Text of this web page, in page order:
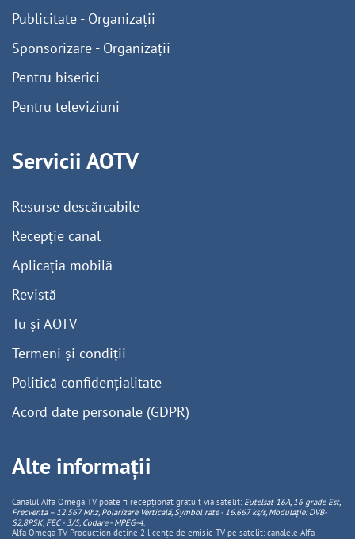
Publicitate - Organizații
Sponsorizare - Organizații
Pentru biserici
Pentru televiziuni
Servicii AOTV
Resurse descărcabile
Recepție canal
Aplicația mobilă
Revistă
Tu și AOTV
Termeni și condiții
Politică confidențialitate
Acord date personale (GDPR)
Alte informații
Canalul Alfa Omega TV poate fi recepționat gratuit via satelit: Eutelsat 16A, 16 grade Est,
Frecventa – 12.567 Mhz, PolarizareVerticală, Symbol rate - 16.667 ks/s, Modulație: DVB-
S2,8PSK, FEC - 3/5, Codare - MPEG-4.
Alfa Omega TV Production deține 2 licențe de emisie TV pe satelit: canalele Alfa